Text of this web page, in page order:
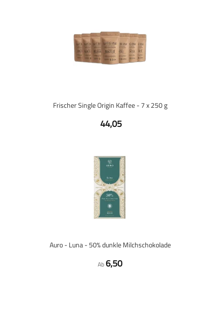
Frischer Single Origin Kaffee - 7 x 250 g
44,05
Auro - Luna - 50% dunkle Milchschokolade
Ab 6,50